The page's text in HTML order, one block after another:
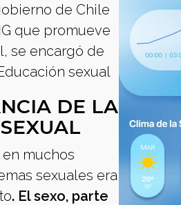
de Chile
que promueve
se encargó de
sexual
DE LA
muchos
sexuales era
. El sexo, parte